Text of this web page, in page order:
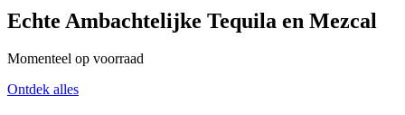
Echte Ambachtelijke Tequila en Mezcal
Momenteel op voorraad
Ontdek alles